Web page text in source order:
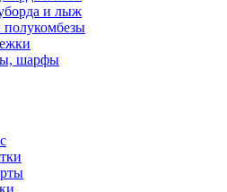
и лыж
шарфы